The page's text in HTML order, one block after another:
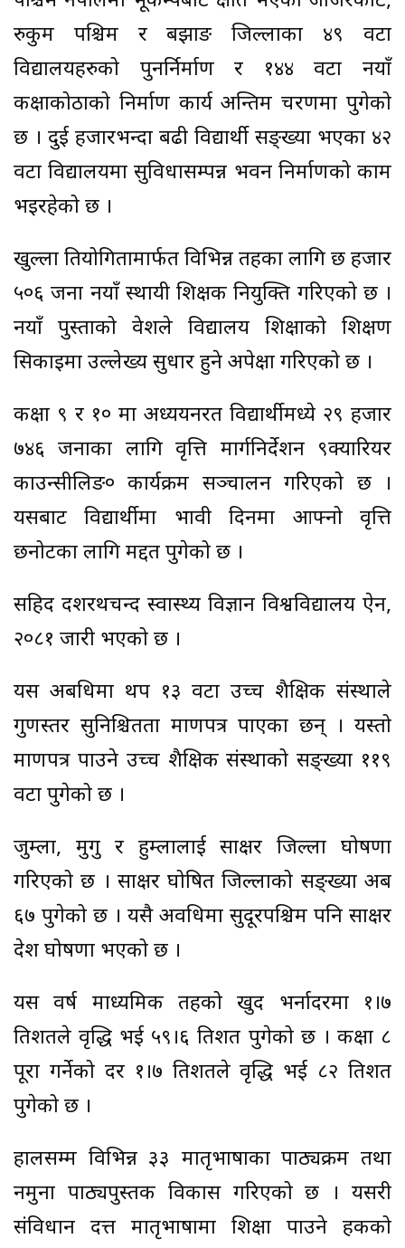
रुकुम पश्चिम र बझाङ जिल्लाका ४९ वटा
विद्यालयहरुको पुनर्निर्माण र १४४ वटा नयाँ
कक्षाकोठाको निर्माण कार्य अन्तिम चरणमा पुगेको
छ । दुई हजारभन्दा बढी विद्यार्थी सङ्ख्या भएका ४२
वटा विद्यालयमा सुविधासम्पन्न भवन निर्माणको काम
भइरहेको छ ।
खुल्ला प्रतियोगितामार्फत विभिन्न तहका लागि छ हजार
५०६ जना नयाँ स्थायी शिक्षक नियुक्ति गरिएको छ ।
नयाँ पुस्ताको प्रवेशले विद्यालय शिक्षाको शिक्षण
सिकाइमा उल्लेख्य सुधार हुने अपेक्षा गरिएको छ ।
कक्षा ९ र १० मा अध्ययनरत विद्यार्थीमध्ये २९ हजार
७४६ जनाका लागि वृत्ति मार्गनिर्देशन ९क्यारियर
काउन्सीलिङ० कार्यक्रम सञ्चालन गरिएको छ ।
यसबाट विद्यार्थीमा भावी दिनमा आफ्नो वृत्ति
छनोटका लागि मद्दत पुगेको छ ।
सहिद दशरथचन्द स्वास्थ्य विज्ञान विश्वविद्यालय ऐन,
२०८१ जारी भएको छ ।
यस अबधिमा थप १३ वटा उच्च शैक्षिक संस्थाले
गुणस्तर सुनिश्चितता प्रमाणपत्र पाएका छन् । यस्तो
प्रमाणपत्र पाउने उच्च शैक्षिक संस्थाको सङ्ख्या ११९
वटा पुगेको छ ।
जुम्ला, मुगु र हुम्लालाई साक्षर जिल्ला घोषणा
गरिएको छ । साक्षर घोषित जिल्लाको सङ्ख्या अब
६७ पुगेको छ । यसै अवधिमा सुदूरपश्चिम पनि साक्षर
प्रदेश घोषणा भएको छ ।
यस वर्ष माध्यमिक तहको खुद भर्नादरमा १।७
प्रतिशतले वृद्धि भई ५९।६ प्रतिशत पुगेको छ । कक्षा ८
पूरा गर्नेको दर १।७ प्रतिशतले वृद्धि भई ८२ प्रतिशत
पुगेको छ ।
हालसम्म विभिन्न ३३ मातृभाषाका पाठ्यक्रम तथा
नमुना पाठ्यपुस्तक विकास गरिएको छ । यसरी
संविधान प्रदत्त मातृभाषामा शिक्षा पाउने हकको